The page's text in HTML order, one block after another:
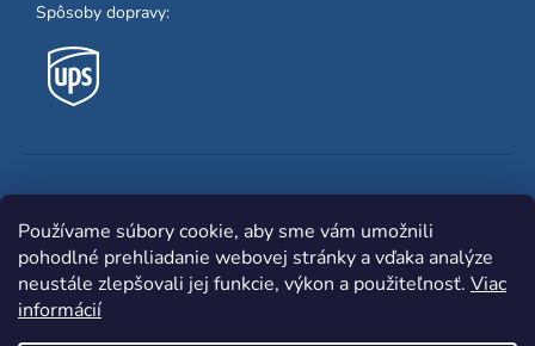
Používame súbory cookie, aby sme vám umožnili
pohodlné prehliadanie webovej stránky a vďaka analýze
neustále zlepšovali jej funkcie, výkon a použiteľnosť. Viac
informácií
Spôsoby dopravy: